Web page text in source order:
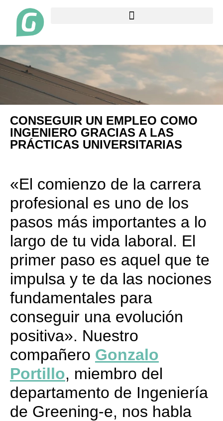
CONSEGUIR UN EMPLEO COMO
INGENIERO GRACIAS A LAS
PRÁCTICAS UNIVERSITARIAS
«El comienzo de la carrera
profesional es uno de los
pasos más importantes a lo
largo de tu vida laboral. El
primer paso es aquel que te
impulsa y te da las nociones
fundamentales para
conseguir una evolución
positiva». Nuestro
compañero Gonzalo
Portillo, miembro del
departamento de Ingeniería
de Greening-e, nos habla